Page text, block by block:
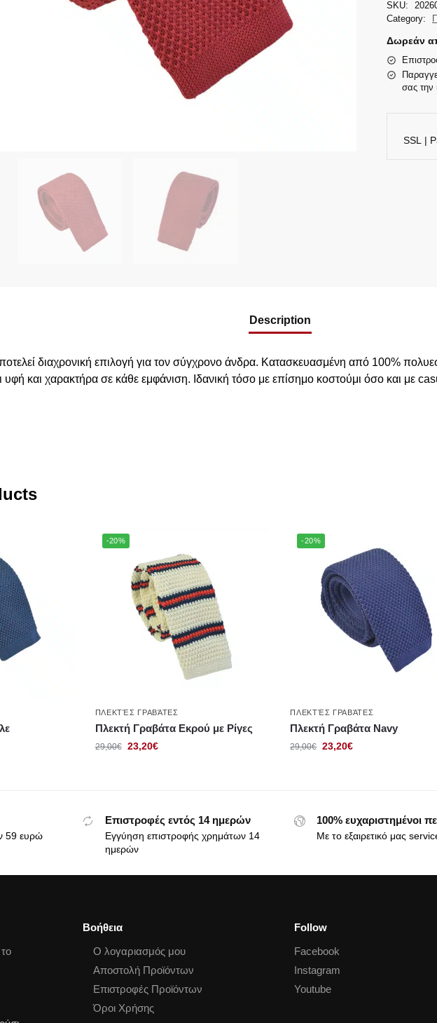
SKU:
Category:
Δωρεάν
σας την
SSL |
Description
διαχρονική επιλογή για τον σύγχρονο άνδρα. Κατασκευασμένη από 100%
και χαρακτήρα σε κάθε εμφάνιση. Ιδανική τόσο με επίσημο κοστούμι όσο και με
-20%
ΠΛΕΚΤΈΣ ΓΡΑΒΆΤΕΣ
Πλεκτή Γραβάτα Εκρού με Ρίγες
29,00€ 23,20€
-20%
ΠΛΕΚΤΈΣ ΓΡΑΒΆΤΕΣ
Πλεκτή Γραβάτα Navy
29,00€ 23,20€
59 ευρώ
Επιστροφές εντός 14 ημερών
Εγγύηση επιστροφής χρημάτων 14
ημερών
100% ευχαριστημένοι
Με το εξαιρετικό μας
Βοήθεια
Ο λογαριασμός μου
Αποστολή Προϊόντων
Επιστροφές Προϊόντων
Όροι Χρήσης
Follow
Facebook
Instagram
Youtube